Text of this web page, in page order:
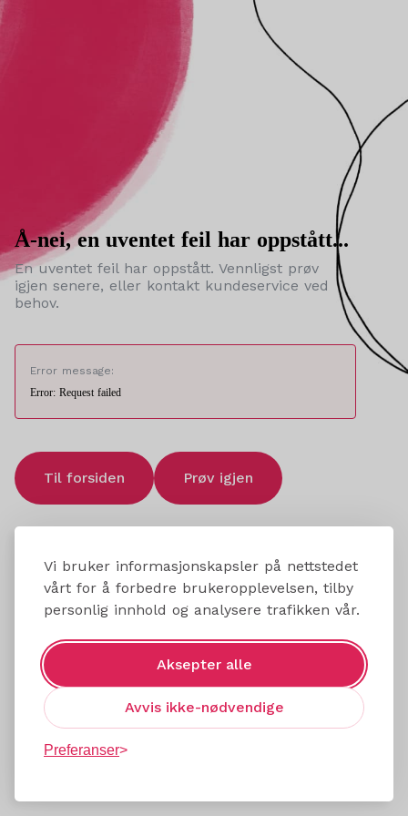
Vi bruker informasjonskapsler på nettstedet
vårt for å forbedre brukeropplevelsen, tilby
personlig innhold og analysere trafikken vår.
Aksepter alle
Avvis ikke-nødvendige
Preferanser
Å-nei, en uventet feil har oppstått...
En uventet feil har oppstått. Vennligst prøv
igjen senere, eller kontakt kundeservice ved
behov.
Error message:
Error: Request failed
Til forsiden Prøv igjen